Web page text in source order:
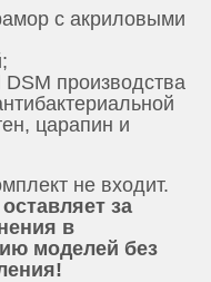
с акриловыми
производства
царапин и
не входит.
за
в
моделей без